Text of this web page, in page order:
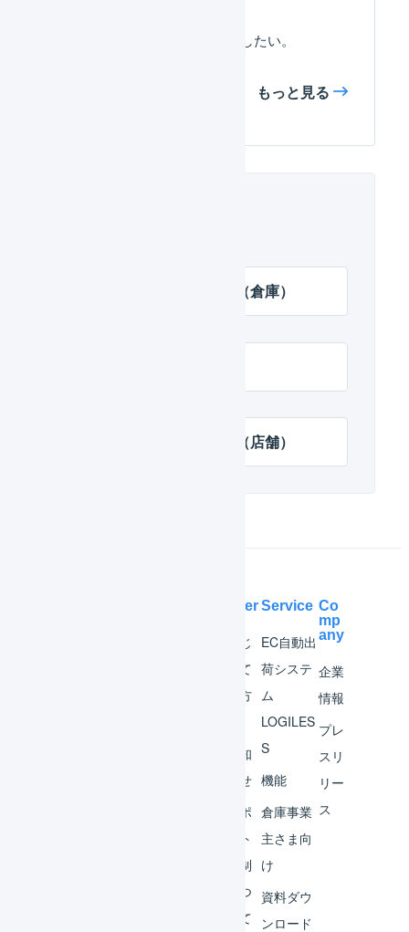
出荷伝票の同梱を解除したい。
もっと見る
出荷予定日の自動入力（倉庫）
出荷予定日の自動入力（店舗）
Help Center
はじ
めて
の方
お知
らせ
サポ
ート
体制
につ
いて
Service
EC自動出
荷システ
ム
LOGILES
S
機能
倉庫事業
主さま向
け
資料ダウ
ンロード
Co
mp
any
企業
情報
プレ
スリ
リー
ス